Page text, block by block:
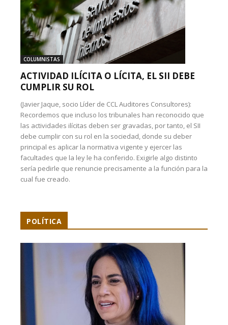
COLUMNISTAS
ACTIVIDAD ILÍCITA O LÍCITA, EL SII DEBE
CUMPLIR SU ROL
(Javier Jaque, socio Líder de CCL Auditores Consultores):
Recordemos que incluso los tribunales han reconocido que
las actividades ilícitas deben ser gravadas, por tanto, el SII
debe cumplir con su rol en la sociedad, donde su deber
principal es aplicar la normativa vigente y ejercer las
facultades que la ley le ha conferido. Exigirle algo distinto
sería pedirle que renuncie precisamente a la función para la
cual fue creado.
POLÍTICA